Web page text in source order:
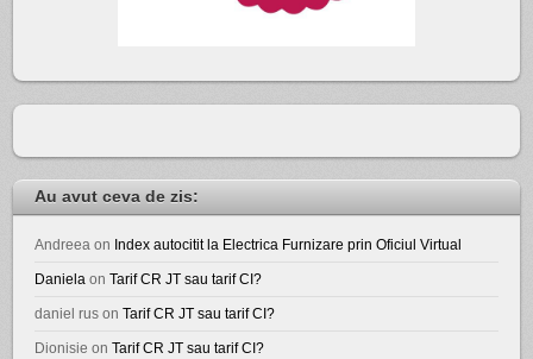
Au avut ceva de zis:
Andreea on Index autocitit la Electrica Furnizare prin Oficiul Virtual
Daniela onTarif CR JT sau tarif CI?
daniel rus onTarif CR JT sau tarif CI?
Dionisie onTarif CR JT sau tarif CI?